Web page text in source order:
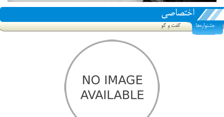
اختصاصی
جشنواره‌ها گفت و گو